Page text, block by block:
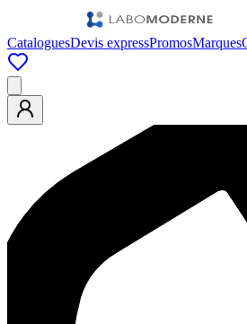
CataloguesDevis expressPromosMarques